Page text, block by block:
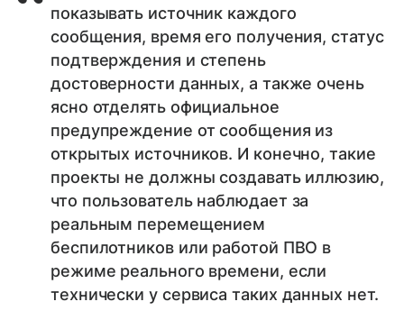
показывать источник каждого
сообщения, время его получения, статус
подтверждения и степень
достоверности данных, а также очень
ясно отделять официальное
предупреждение от сообщения из
открытых источников. И конечно, такие
проекты не должны создавать иллюзию,
что пользователь наблюдает за
реальным перемещением
беспилотников или работой ПВО в
режиме реального времени, если
технически у сервиса таких данных нет.